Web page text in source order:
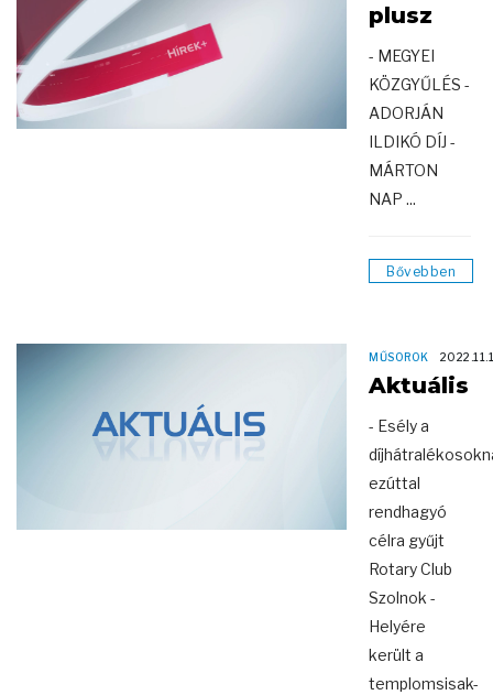
plusz
- MEGYEI
KÖZGYŰLÉS -
ADORJÁN
ILDIKÓ DÍJ -
MÁRTON
NAP ...
Bővebben
MŰSOROK
Aktuális
- Esély a
ezúttal
rendhagyó
célra gyűjt
Rotary Club
Szolnok -
Helyére
került a
templomsisak-